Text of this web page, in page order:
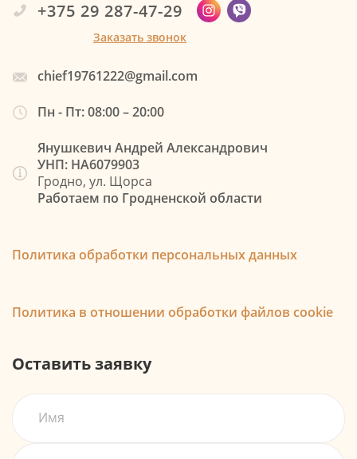
Оставить заявку
+375 29 287-47-29
Заказать звонок
chief19761222@gmail.com
Пн - Пт: 08:00 – 20:00
Янушкевич Андрей Александрович
УНП: НА6079903
Гродно, ул. Щорса
Работаем по Гродненской области
Политика обработки персональных данных
Политика в отношении обработки файлов cookie